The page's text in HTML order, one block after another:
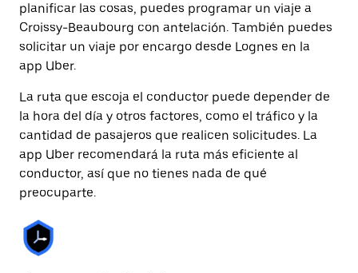
planificar las cosas, puedes programar un viaje a
Croissy-Beaubourg con antelación. También puedes
solicitar un viaje por encargo desde Lognes en la
app Uber.
La ruta que escoja el conductor puede depender de
la hora del día y otros factores, como el tráfico y la
cantidad de pasajeros que realicen solicitudes. La
app Uber recomendará la ruta más eficiente al
conductor, así que no tienes nada de qué
preocuparte.